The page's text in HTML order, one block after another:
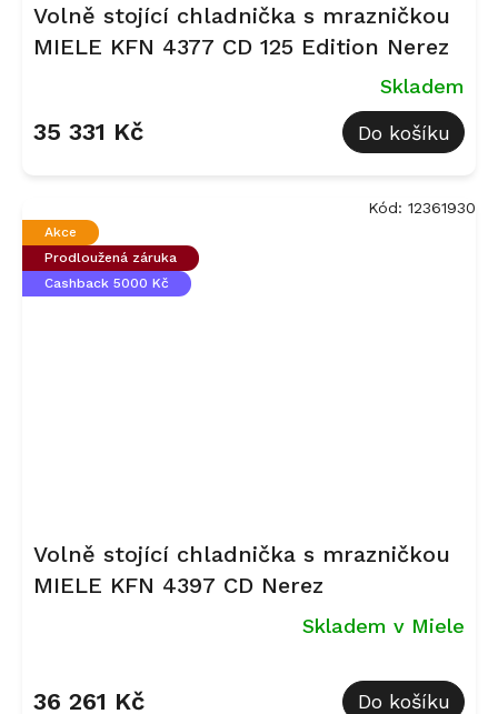
Volně stojící chladnička s mrazničkou
MIELE KFN 4377 CD 125 Edition Nerez
Skladem
35 331 Kč Do košíku
Akce
Prodloužená záruka
Cashback 5000 Kč
Volně stojící chladnička s mrazničkou
MIELE KFN 4397 CD Nerez
produktu
Skladem v Miele
36 261 Kč Do košíku
Kód: 12361930